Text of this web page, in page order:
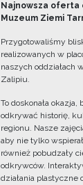
Najnowsza oferta
Muzeum Ziemi
Przygotowaliśmy
realizowanych w
naszych oddziałach
Zalipiu.
To doskonała
odkrywać historię,
regionu. Nasze
aby nie tylko
również pobudzały
odkrywców.
działania plastyczne